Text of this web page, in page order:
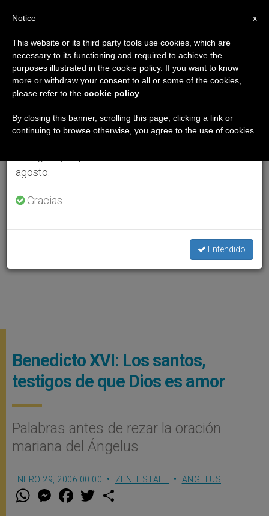
Benedicto XVI: Los santos,
testigos de que Dios es amor
Palabras antes de rezar la oración
mariana del Ángelus
ENERO 29, 2006 00:00 ZENIT STAFF ANGELUS
W M
e
F
a w
×
Aviso importante
Del 27 de julio al 7 de agosto haremos la pausa
anual, aprovechando que en el periodo de verano
se generan menos informaciones y también el
agosto.
Gracias.
Entendido
x
Notice
This website or its third party tools use cookies, which are
necessary to its functioning and required to achieve the
purposes illustrated in the cookie policy. If you want to know
more or withdraw your consent to all or some of the cookies,
please refer to the cookie policy
By closing this banner, scrolling this page, clicking a link or
continuing to browse otherwise, you agree to the use of cookies.